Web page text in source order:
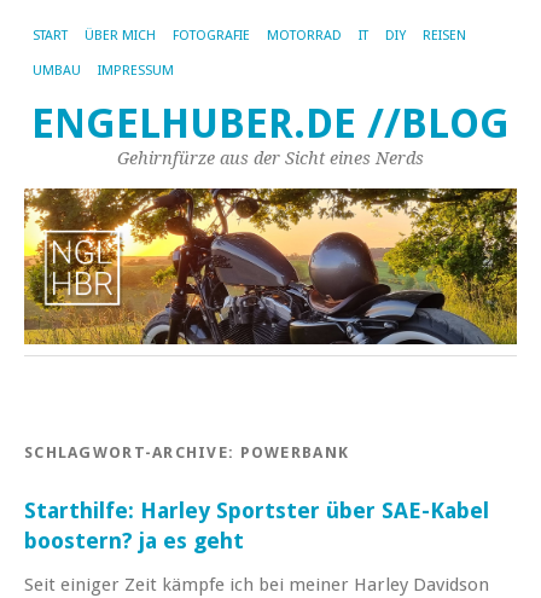
START ÜBER MICH FOTOGRAFIE MOTORRAD IT DIY REISEN
UMBAU IMPRESSUM
ENGELHUBER.DE //BLOG
Gehirnfürze aus der Sicht eines Nerds
SCHLAGWORT-ARCHIVE: POWERBANK
Starthilfe: Harley Sportster über SAE-Kabel
boostern? ja es geht
Seit einiger Zeit kämpfe ich bei meiner Harley Davidson